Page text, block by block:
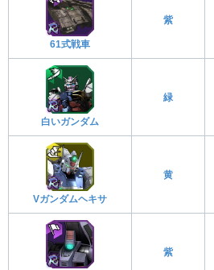
61式戦車
紫
白いガンダム
緑
Vガンダムヘキサ
黄
紫